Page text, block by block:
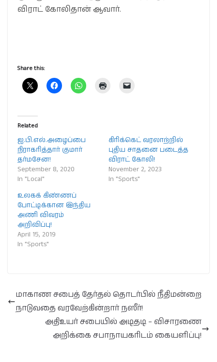
விராட் கோலிதான் ஆவார்.
Share this:
Related
ஐ.பி.எல்.அழைப்பை
நிராகரித்தார் குமார்
தர்மசேன!
September 8, 2020
In "Local"
கிரிக்கெட் வரலாற்றில்
புதிய சாதனை படைத்த
விராட் கோலி!
November 2, 2023
In "Sports"
உலகக் கிண்ணப்
போட்டிக்கான இந்திய
அணி விவரம்
அறிவிப்பு!
April 15, 2019
In "Sports"
மாகாண சபைத் தேர்தல் தொடர்பில் நீதிமன்றை
நாடுவதை வரவேற்கின்றார் நஸீர்!
அதிஉயர் சபையில் அடிதடி – விசாரணை
அறிக்கை சபாநாயகரிடம் கையளிப்பு!